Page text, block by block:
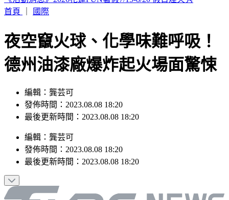
膠」
夜空竄火球、化學味難呼吸！
德州油漆廠爆炸起火場面驚悚
編輯：龔芸可
發佈時間：2023.08.08 18:20
編輯：龔芸可
發佈時間：2023.08.08 18:20